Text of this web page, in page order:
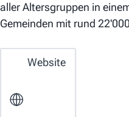
aller Altersgruppen in
Gemeinden mit rund
Website